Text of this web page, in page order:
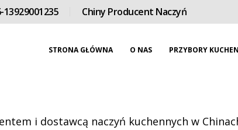
13929001235 Chiny Producent Naczyń
STRONA GŁÓWNA O NAS PRZYBORY
i dostawcą naczyń kuchennych w